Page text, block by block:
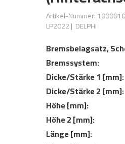
Artikel-Nummer:
LP2022| DELPHI
Bremsbelagsatz,
Bremssystem:
Dicke/Stärke 1 [mm]:
Dicke/Stärke 2 [mm]:
Höhe [mm]:
Höhe 2 [mm]:
Länge [mm]: